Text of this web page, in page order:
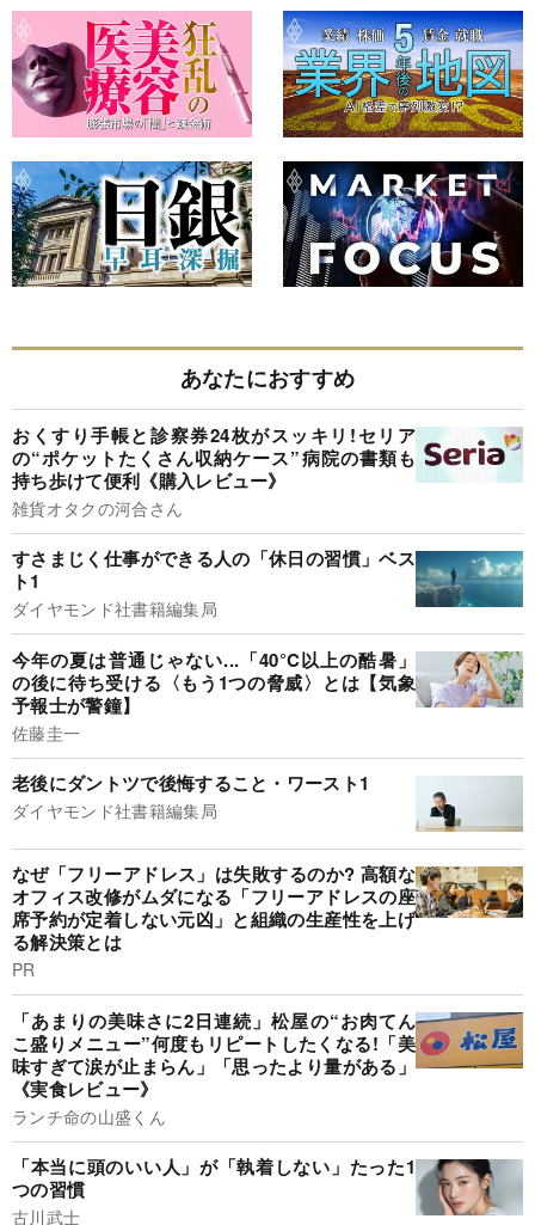
あなたにおすすめ
おくすり手帳と診察券24枚がスッキリ!セリア
の“ポケットたくさん収納ケース”病院の書類も
持ち歩けて便利《購入レビュー》
雑貨オタクの河合さん
すさまじく仕事ができる人の「休日の習慣」ベス
ト1
ダイヤモンド社書籍編集局
今年の夏は普通じゃない...「40°C以上の酷暑」
の後に待ち受ける〈もう1つの脅威〉とは【気象
予報士が警鐘】
佐藤圭一
老後にダントツで後悔すること・ワースト1
ダイヤモンド社書籍編集局
なぜ「フリーアドレス」は失敗するのか? 高額な
オフィス改修がムダになる「フリーアドレスの座
席予約が定着しない元凶」と組織の生産性を上げ
る解決策とは
PR
「あまりの美味さに2日連続」松屋の“お肉てん
こ盛りメニュー”何度もリピートしたくなる!「美
味すぎて涙が止まらん」「思ったより量がある」
《実食レビュー》
ランチ命の山盛くん
「本当に頭のいい人」が「執着しない」たった1
つの習慣
古川武士